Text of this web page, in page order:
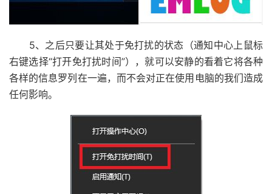
5、之后只要让其处于免打扰的状态（通知中心上鼠标
右键选择“打开免打扰时间”），就可以安静的看着它将各种
各样的信息罗列在一遍，而不会对正在使用电脑的我们造成
任何影响。